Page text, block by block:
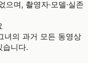
며, 촬영자·모델·실존
녀의 과거 모든 동영상
습니다.